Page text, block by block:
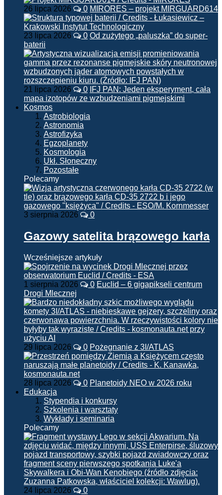
26 lipca 2026 0 MIRORES – projekt MIRGUARD614
23 lipca 2026 0 Od zużytego „paluszka” do super-
baterii
21 lipca 2026 0 IFJ PAN: Jeden eksperyment, cała
mapa izotopów ze wzbudzeniami pigmejskimi
Kosmos
Astrobiologia
Astronomia
Astrofizyka
Egzoplanety
Kosmologia
Ukł. Słoneczny
Pozostałe
Polecamy
3 sierpnia 2026 0
Gazowy satelita brązowego karła
Wcześniejsze artykuły
1 sierpnia 2026 0 Euclid – 6 gigapikseli centrum
Drogi Mlecznej
29 lipca 2026 0 Pożegnanie z 3I/ATLAS
28 lipca 2026 0 Planetoidy NEO w 2026 roku
Edukacja
Stypendia i konkursy
Szkolenia i warsztaty
Wykłady i seminaria
Polecamy
24 lipca 2026 0